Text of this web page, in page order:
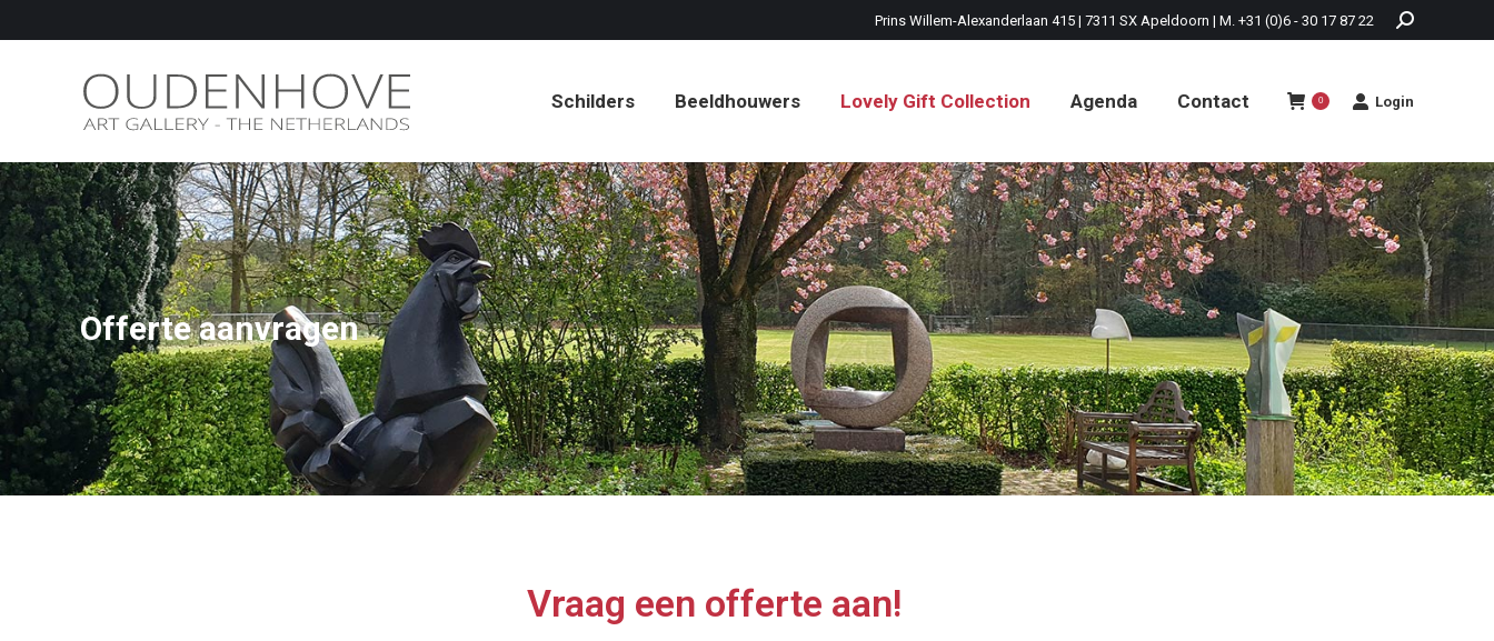
Prins Willem-Alexanderlaan 415 | 7311 SX Apeldoorn | M. +31 (0)6 - 30 17 87 22
Schilders Beeldhouwers Lovely Gift Collection Agenda Contact 0 Login
Offerte aanvragen
Vraag een offerte aan!
Schilders Beeldhouwers Lovely Gift Collection Agenda Contact Login